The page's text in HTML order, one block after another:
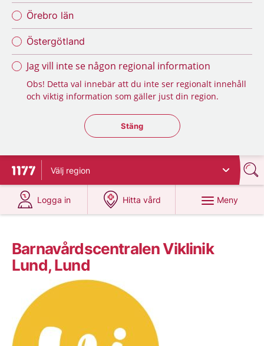
Örebro län
Östergötland
Jag vill inte se någon regional information
Obs! Detta val innebär att du inte ser regionalt innehåll
och viktig information som gäller just din region.
Stäng regionsväljaren
Stäng
Till startsidan för 1177
Välj region
Logga in
på 1177.se
Hitta vård
på 1177.se
Meny
Barnavårdscentralen Viklinik
Lund, Lund